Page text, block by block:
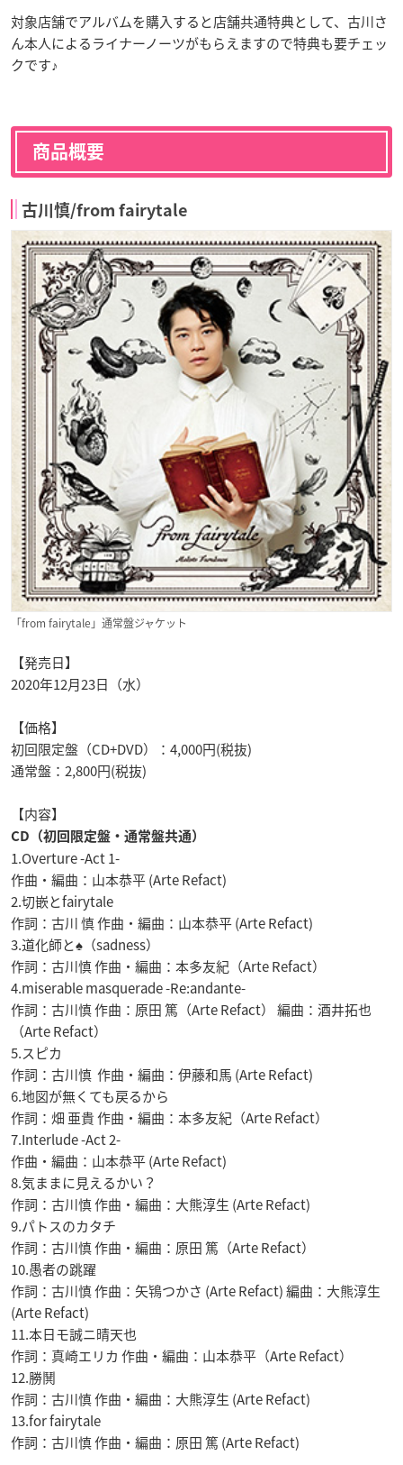
対象店舗でアルバムを購入すると店舗共通特典として、古川さ
ん本人によるライナーノーツがもらえますので特典も要チェッ
クです♪
商品概要
古川慎/from fairytale
「from fairytale」通常盤ジャケット
【発売日】
2020年12月23日（水）
【価格】
初回限定盤（CD+DVD）：4,000円(税抜)
通常盤：2,800円(税抜)
【内容】
CD（初回限定盤・通常盤共通）
1.Overture -Act 1-
作曲・編曲：山本恭平 (Arte Refact)
2.切嵌とfairytale
作詞：古川 慎 作曲・編曲：山本恭平 (Arte Refact)
3.道化師と♠︎（sadness）
作詞：古川慎 作曲・編曲：本多友紀（Arte Refact）
4.miserable masquerade -Re:andante-
作詞：古川慎 作曲：原田 篤（Arte Refact） 編曲：酒井拓也
（Arte Refact）
5.スピカ
作詞：古川慎 作曲・編曲：伊藤和馬 (Arte Refact)
6.地図が無くても戻るから
作詞：畑 亜貴 作曲・編曲：本多友紀（Arte Refact）
7.Interlude -Act 2-
作曲・編曲：山本恭平 (Arte Refact)
8.気ままに見えるかい？
作詞：古川慎 作曲・編曲：大熊淳生 (Arte Refact)
9.パトスのカタチ
作詞：古川慎 作曲・編曲：原田 篤（Arte Refact）
10.愚者の跳躍
作詞：古川慎 作曲：矢鴇つかさ (Arte Refact) 編曲：大熊淳生
(Arte Refact)
11.本日モ誠ニ晴天也
作詞：真崎エリカ 作曲・編曲：山本恭平（Arte Refact）
12.勝鬨
作詞：古川慎 作曲・編曲：大熊淳生 (Arte Refact)
13.for fairytale
作詞：古川慎 作曲・編曲：原田 篤 (Arte Refact)